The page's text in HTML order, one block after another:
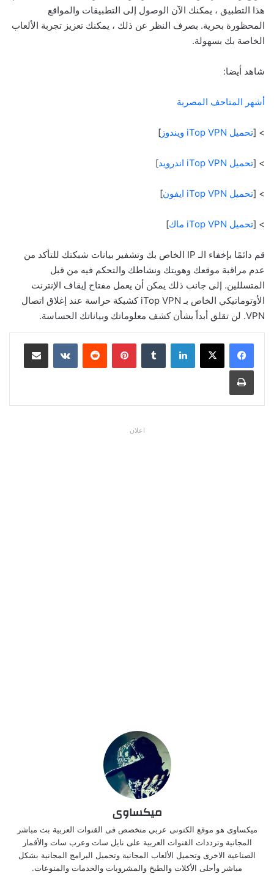
هذا التطبيق ، يمكنك الآن الوصول إلى التطبيقات والمواقع
المحظورة بحرية. بصرف النظر عن ذلك ، يمكنك تعزيز تجربة الألعاب
الخاصة بك بسهولة.
شاهد أيضا:
أشهر المتاحف المصرية
> [تحميل iTop VPN ويندوز ]
> [تحميل iTop VPN اندرويد ]
> [تحميل iTop VPN ايفون ]
> [تحميل iTop VPN ماك ]
قم دائمًا بإخفاء الـ IP الخاص بك وتشفير بيانات شبكتك للتأكد من
عدم مراقبة موقعك وهويتك ونشاطك والتحكم فيه من قبل
المتسللين. إلى جانب ذلك يمكن أن يعمل مفتاح إيقاف الإنترنت
الأوتوماتيكي الخاص بـ iTop VPN كشبكة حراسة عند إغلاق اتصال
VPN. لن تقلق أبداً بشأن كشف معلوماتك وبياناتك الحساسة.
لينكدإن بينتيريست مشاركة عبر البريد
طباعة
اعلان
ميكساوى
ميكساوى هو موقع الكتونى عربي متخصص فى القنوات العربية بث مباشر
المجانية وترددات القنوات العربية على نايل سات وعرب سات والأقمار
الصناعية الاخرى وتحميل الألعاب المجانية وتحميل البرامج المجانية بشكل
مباشر وأحلى الأكلات والطبخ والمشروبات والخدمات والمنوعات.